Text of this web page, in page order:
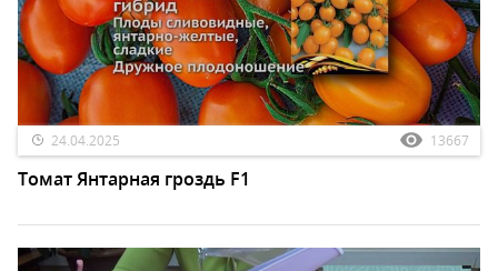
24.04.2025 13667
Томат Янтарная гроздь F1